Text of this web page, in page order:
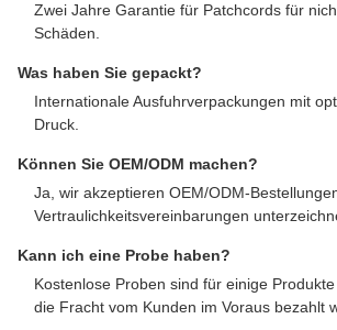
Zwei Jahre Garantie für Patchcords für
Schäden.
Was haben Sie gepackt?
Internationale Ausfuhrverpackungen mit
Druck.
Können Sie OEM/ODM machen?
Ja, wir akzeptieren OEM/ODM-
Vertraulichkeitsvereinbarungen
Kann ich eine Probe haben?
Kostenlose Proben sind für einige
die Fracht vom Kunden im Voraus bezahlt